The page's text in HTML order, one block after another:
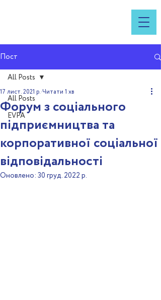
Пост
All Posts
EVPA
All Posts
Форум з соціального
підприємництва та
корпоративної соціальної
відповідальності
17 лист. 2021 р. Читати 1 хв
Оновлено: 30 груд. 2022 р.